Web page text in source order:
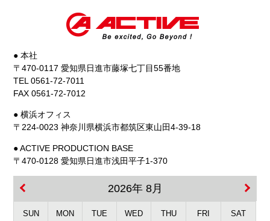
● 本社
〒470-0117 愛知県日進市藤塚七丁目55番地
TEL 0561-72-7011
FAX 0561-72-7012
● 横浜オフィス
〒224-0023 神奈川県横浜市都筑区東山田4-39-18
● ACTIVE PRODUCTION BASE
〒470-0128 愛知県日進市浅田平子1-370
2026年 8月
SUN MON TUE WED THU FRI SAT